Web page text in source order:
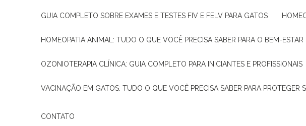
GUIA COMPLETO SOBRE EXAMES E TESTES FIV E FELV PARA GATOS
HOMEOPATIA ANIMAL: TUDO O QUE VOCÊ PRECISA SABER PARA O BEM-
OZONIOTERAPIA CLÍNICA: GUIA COMPLETO PARA INICIANTES E PROFISSIONAIS
VACINAÇÃO EM GATOS: TUDO O QUE VOCÊ PRECISA SABER PARA PROTEGER
CONTATO